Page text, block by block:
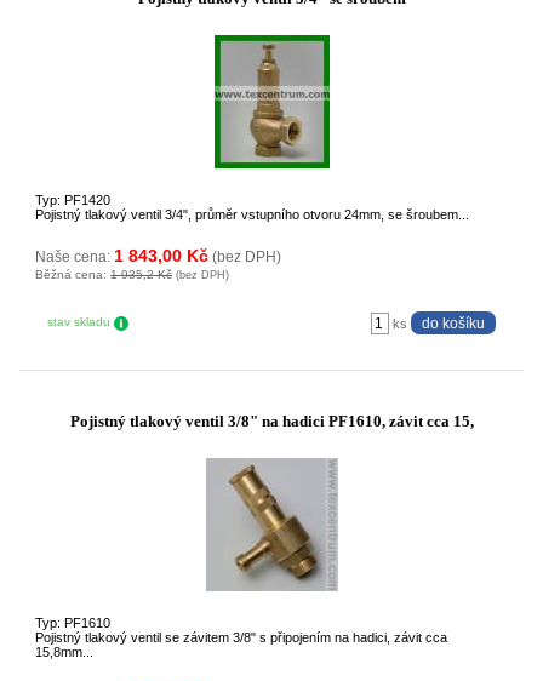
Typ: PF1420
Pojistný tlakový ventil 3/4", průměr vstupního otvoru 24mm, se šroubem...
Naše cena: 1 843,00 Kč (bez DPH)
Běžná cena: 1 935,2 Kč (bez DPH)
stav skladu ks
Pojistný tlakový ventil 3/8" na hadici PF1610, závit cca 15,
Typ: PF1610
Pojistný tlakový ventil se závitem 3/8" s připojením na hadici, závit cca
15,8mm...